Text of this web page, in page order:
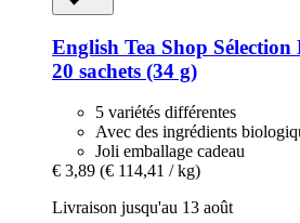
English Tea Shop Sélection
20 sachets (34 g)
5 variétés différentes
Avec des ingrédients
Joli emballage cadeau
€ 3,89 (€ 114,41 / kg)
Livraison jusqu'au 13 août